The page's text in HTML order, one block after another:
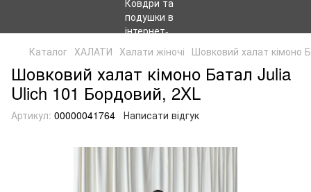
Каталог ХАЛАТИ Халати жіночі Шовковий халат кімоно
Шовковий халат кімоно Батал Julia
Ulich 101 Бордовий, 2XL
Артикул: 00000041764 Написати відгук